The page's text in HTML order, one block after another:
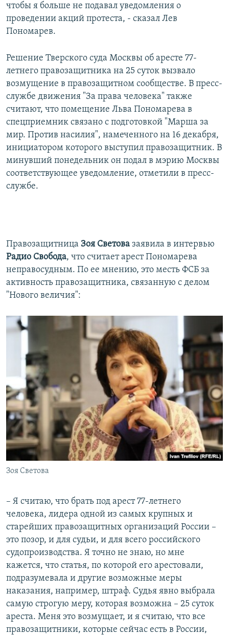
чтобы я больше не подавал уведомления о
проведении акций протеста, - сказал Лев
Пономарев.
Решение Тверского суда Москвы об аресте 77-
летнего правозащитника на 25 суток вызвало
возмущение в правозащитном сообществе. В пресс-
службе движения "За права человека" также
считают, что помещение Льва Пономарева в
спецприемник связано с подготовкой "Марша за
мир. Против насилия", намеченного на 16 декабря,
инициатором которого выступил правозащитник. В
минувший понедельник он подал в мэрию Москвы
соответствующее уведомление, отметили в пресс-
службе.
Правозащитница Зоя Светова заявила в интервью
Радио Свобода, что считает арест Пономарева
неправосудным. По ее мнению, это месть ФСБ за
активность правозащитника, связанную с делом
"Нового величия":
Зоя Светова
– Я считаю, что брать под арест 77-летнего
человека, лидера одной из самых крупных и
старейших правозащитных организаций России –
это позор, и для судьи, и для всего российского
судопроизводства. Я точно не знаю, но мне
кажется, что статья, по которой его арестовали,
подразумевала и другие возможные меры
наказания, например, штраф. Судья явно выбрала
самую строгую меру, которая возможна – 25 суток
ареста. Меня это возмущает, и я считаю, что все
правозащитники, которые сейчас есть в России,